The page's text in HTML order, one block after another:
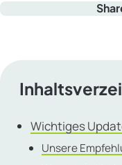
Wichtiges
Unsere